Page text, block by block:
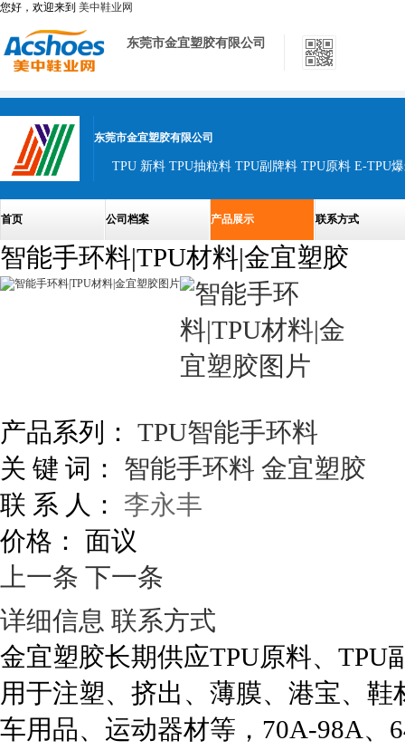
您好，欢迎来到 美中鞋业网
东莞市金宜塑胶有限公司
东莞市金宜塑胶有限公司
TPU 新料 TPU抽粒料 TPU副牌料 TPU原料 E-TPU
首页 公司档案 产品展示 联系方式
智能手环料|TPU材料|金宜塑胶
产品系列： TPU智能手环料
关 键 词：
智能手环料 金宜塑胶
联 系 人：
李永丰
价格： 面议
上一条 下一条
详细信息 联系方式
金宜塑胶长期供应TPU原料、TPU
用于注塑、挤出、薄膜、港宝、
车用品、运动器材等，70A-98A、